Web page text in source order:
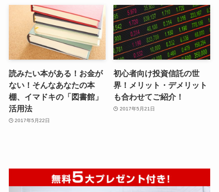
読みたい本がある！お金が
ない！そんなあなたの本
棚、イマドキの「図書館」
活用法
2017年5月22日
初心者向け投資信託の世
界！メリット・デメリット
も合わせてご紹介！
2017年5月21日